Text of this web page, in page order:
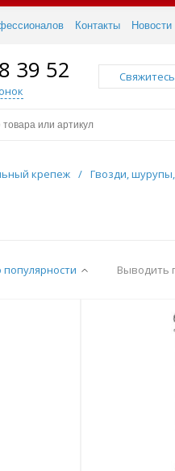
Контакты Новости
39 52
крепеж / Гвозди,
популярности Выводить